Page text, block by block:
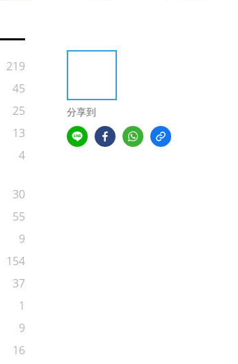
219
45
25
13
4
30
55
9
154
37
1
9
16
分享到